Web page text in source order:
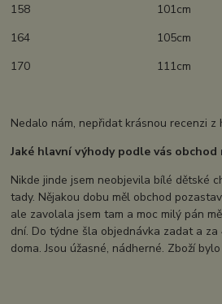
158
164
170
Nedalo nám, nepřidat krásnou recenzi z
Jaké hlavní výhody podle vás obchod
Nikde jinde jsem neobjevila bílé dětské
tady. Nějakou dobu měl obchod
ale zavolala jsem tam a moc milý pán
dní. Do týdne šla objednávka zadat a za
doma. Jsou úžasné, nádherné. Zboží